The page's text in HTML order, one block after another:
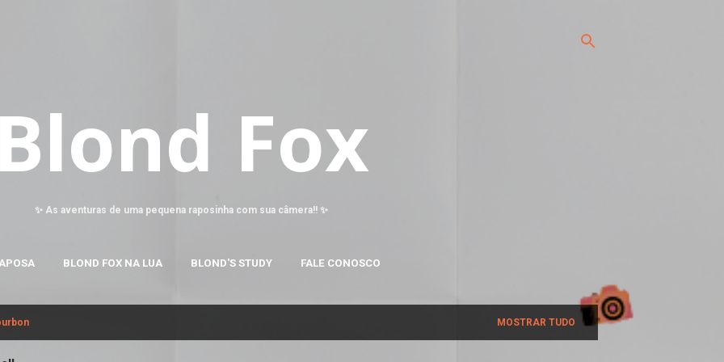
Blond Fox
✨ As aventuras de uma pequena raposinha com sua câmera!! ✨
BLOND FOX NA LUA BLOND'S STUDY FALE CONOSCO
MOSTRAR TUDO